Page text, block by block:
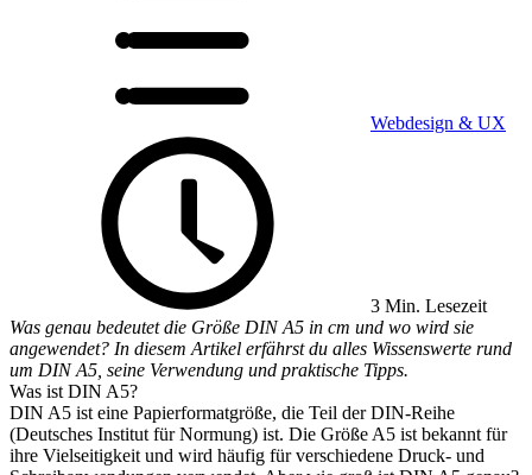
Webdesign & UX
3 Min. Lesezeit
Was genau bedeutet die Größe DIN A5 in cm und wo wird sie
angewendet? In diesem Artikel erfährst du alles Wissenswerte rund
um DIN A5, seine Verwendung und praktische Tipps.
Was ist DIN A5?
DIN A5 ist eine Papierformatgröße, die Teil der DIN-Reihe
(Deutsches Institut für Normung) ist. Die Größe A5 ist bekannt für
ihre Vielseitigkeit und wird häufig für verschiedene Druck- und